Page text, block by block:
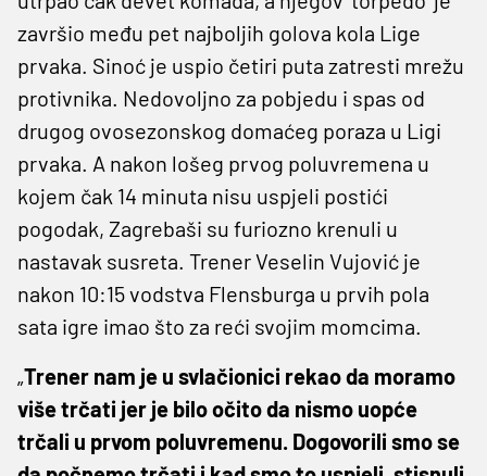
završio među pet najboljih golova kola Lige
prvaka. Sinoć je uspio četiri puta zatresti mrežu
protivnika. Nedovoljno za pobjedu i spas od
drugog ovosezonskog domaćeg poraza u Ligi
prvaka. A nakon lošeg prvog poluvremena u
kojem čak 14 minuta nisu uspjeli postići
pogodak, Zagrebaši su furiozno krenuli u
nastavak susreta. Trener Veselin Vujović je
nakon 10:15 vodstva Flensburga u prvih pola
sata igre imao što za reći svojim momcima.
„Trener nam je u svlačionici rekao da moramo
više trčati jer je bilo očito da nismo uopće
trčali u prvom poluvremenu. Dogovorili smo se